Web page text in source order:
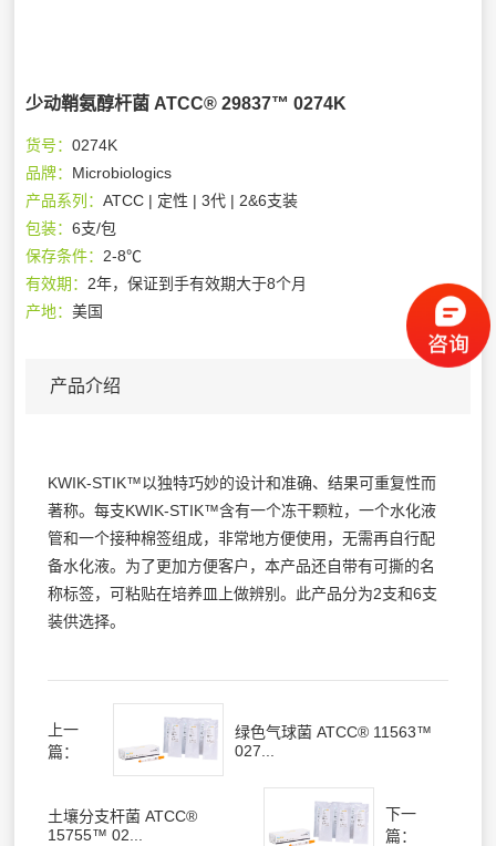
少动鞘氨醇杆菌 ATCC® 29837™ 0274K
货号：0274K
品牌： Microbiologics
产品系列：ATCC | 定性 | 3代 | 2&6支装
包装：6支/包
保存条件： 2-8℃
有效期： 2年，保证到手有效期大于8个月
产地：美国
产品介绍
KWIK-STIK™以独特巧妙的设计和准确、结果可重复性而
著称。每支KWIK-STIK™含有一个冻干颗粒，一个水化液
管和一个接种棉签组成，非常地方便使用，无需再自行配
备水化液。为了更加方便客户，本产品还自带有可撕的名
称标签，可粘贴在培养皿上做辨别。此产品分为2支和6支
装供选择。
上一
篇：
绿色气球菌 ATCC® 11563™
027...
土壤分支杆菌 ATCC®
15755™ 02...
下一
篇：